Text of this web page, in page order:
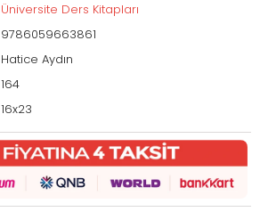
Üniversite Ders Kitapları
9786059663861
Hatice Aydın
164
16x23